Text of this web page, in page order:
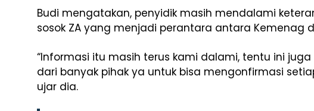
Budi mengatakan, penyidik masih mendalami
sosok ZA yang menjadi perantara antara Kemenag
“Informasi itu masih terus kami dalami, tentu ini
dari banyak pihak ya untuk bisa mengonfirmasi
ujar dia.